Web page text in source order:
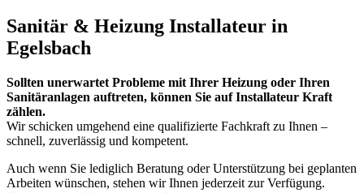
Sanitär & Heizung Installateur in
Egelsbach
Sollten unerwartet Probleme mit Ihrer Heizung oder Ihren
Sanitäranlagen auftreten, können Sie auf Installateur Kraft
zählen.
Wir schicken umgehend eine qualifizierte Fachkraft zu Ihnen –
schnell, zuverlässig und kompetent.
Auch wenn Sie lediglich Beratung oder Unterstützung bei geplanten
Arbeiten wünschen, stehen wir Ihnen jederzeit zur Verfügung.